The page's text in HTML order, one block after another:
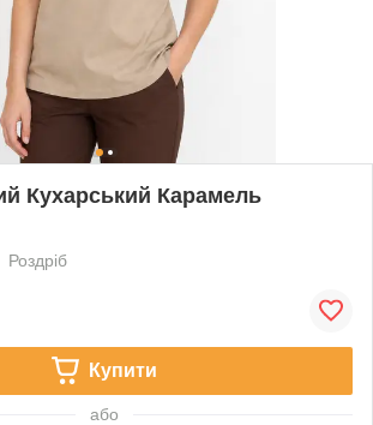
Кухарський Карамель
Роздріб
Купити
або